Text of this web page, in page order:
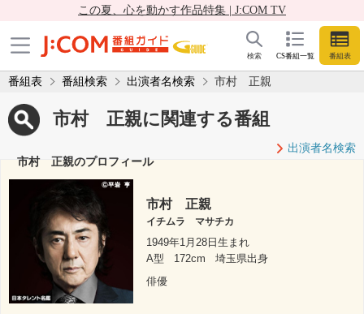
この夏、心を動かす作品特集 | J:COM TV
CS番組一覧 番組表
検索
番組表 番組検索 出演者名検索 市村 正親
市村 正親に関連する番組
出演者名検索
市村 正親のプロフィール
市村 正親
イチムラ マサチカ
1949年1月28日生まれ
A型
172cm
埼玉県出身
俳優